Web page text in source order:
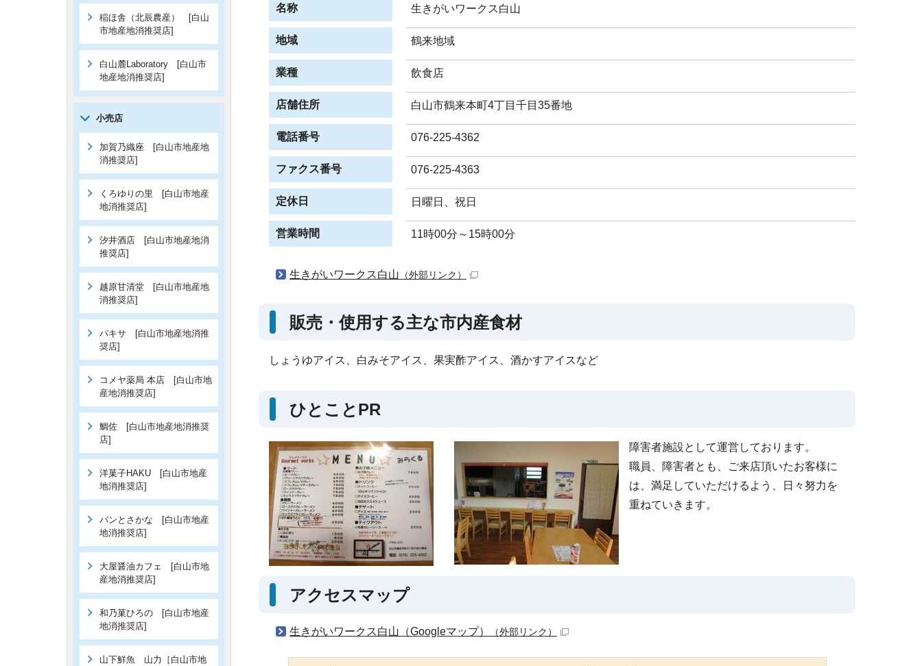
名称 生きがいワークス白山
地域 鶴来地域
業種 飲食店
店舗住所 白山市鶴来本町4丁目千目35番地
電話番号 076-225-4362
ファクス番号 076-225-4363
定休日 日曜日、祝日
営業時間 11時00分～15時00分
生きがいワークス白山 （外部リンク）
販売・使用する主な市内産食材
しょうゆアイス、白みそアイス、果実酢アイス、酒かすアイスなど
ひとことPR
障害者施設として運営しております。
職員、障害者とも、ご来店頂いたお客様に
は、満足していただけるよう、日々努力を
重ねていきます。
アクセスマップ
生きがいワークス白山（Googleマップ） （外部リンク）
稲ほ舎（北辰農産） [白山
市地産地消推奨店]
白山麓Laboratory [白山市
地産地消推奨店]
小売店
加賀乃織座 [白山市地産地
消推奨店]
くろゆりの里 [白山市地産
地消推奨店]
汐井酒店 [白山市地産地消
推奨店]
越原甘清堂 [白山市地産地
消推奨店]
バキサ [白山市地産地消推
奨店]
コメヤ薬局 本店 [白山市地
産地消推奨店]
鯛佐 [白山市地産地消推奨
店]
洋菓子HAKU [白山市地産
地消推奨店]
パンとさかな [白山市地産
地消推奨店]
大屋醤油カフェ [白山市地
産地消推奨店]
和乃菓ひろの [白山市地産
地消推奨店]
山下鮮魚 山力［白山市地